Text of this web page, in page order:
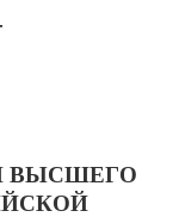
ВЫСШЕГО